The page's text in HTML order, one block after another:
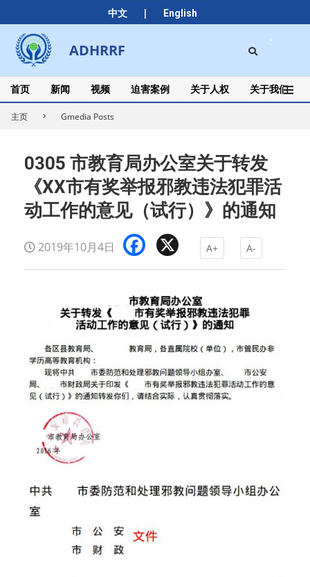
中文 | English
to
content
ADHRRF
Secondary
Navigation
Menu
首页 新闻 视频 迫害案例 关于人权 关于我们
主页 Gmedia Posts
0305 市教育局办公室关于转发
《XX市有奖举报邪教违法犯罪活
动工作的意见（试行）》的通知
2019年10月4日 Facebook A+ A-